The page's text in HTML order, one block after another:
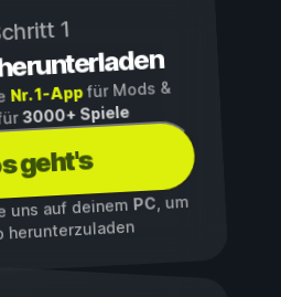
1
Nr. 1-Appfür Mods &
3000+ Spiele
geht's
uns auf deinemPC, um
herunterzuladen